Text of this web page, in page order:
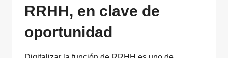
RRHH, en clave de
oportunidad